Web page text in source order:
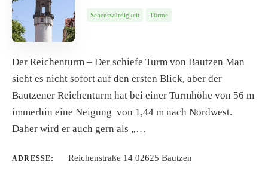
Sehenswürdigkeit Türme
Der Reichenturm – Der schiefe Turm von Bautzen Man
sieht es nicht sofort auf den ersten Blick, aber der
Bautzener Reichenturm hat bei einer Turmhöhe von 56 m
immerhin eine Neigung von 1,44 m nach Nordwest.
Daher wird er auch gern als „…
ADRESSE: Reichenstraße 14 02625 Bautzen